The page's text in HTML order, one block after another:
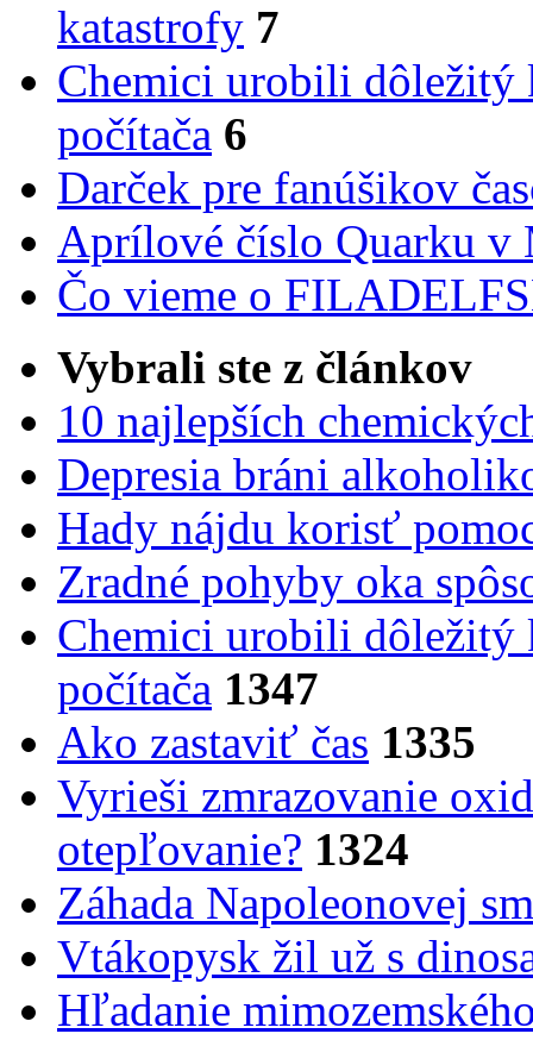
katastrofy 7
Chemici urobili dôležitý
počítača 6
Darček pre fanúšikov
Aprílové číslo Quarku v
Čo vieme o
Vybrali ste z článkov
10 najlepších
Depresia bráni
Hady nájdu korisť
Zradné pohyby oka
Chemici urobili dôležitý
počítača 1347
Ako zastaviť čas 1335
Vyrieši zmrazovanie
otepľovanie? 1324
Záhada Napoleonovej
Vtákopysk žil už s
Hľadanie